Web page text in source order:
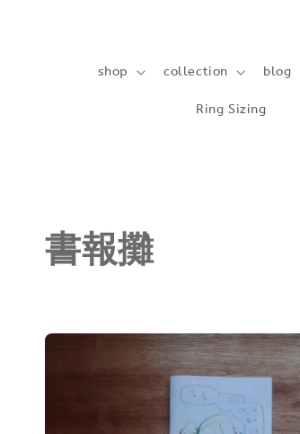
shop collection blog
Ring Sizing
書報攤